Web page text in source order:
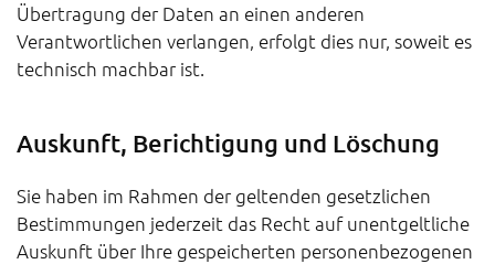
Übertragung der Daten an einen anderen
Verantwortlichen verlangen, erfolgt dies nur, soweit es
technisch machbar ist.
Auskunft, Berichtigung und Löschung
Sie haben im Rahmen der geltenden gesetzlichen
Bestimmungen jederzeit das Recht auf unentgeltliche
Auskunft über Ihre gespeicherten personenbezogenen